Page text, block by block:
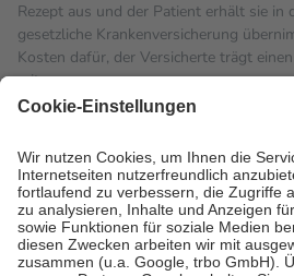
Rezept aus und der Patient erhält sie in
gesetzliche Krankenversicherung
Kosten dafür, der Versicherte trägt
mit.
Grundsätzlich leisten Mitglieder
höchstens zehn Euro.
Es sind jedoch
tatsächlichen Kosten der Leistung zu
Diese Regeln gelten grundsätzlich
Bei Heilmitteln und häuslicher
Zuzahlung zehn Prozent der Kosten
Verordnung.